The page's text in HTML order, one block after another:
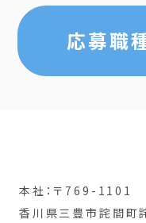
応募職
本社：〒769-1101
香川県三豊市詫間